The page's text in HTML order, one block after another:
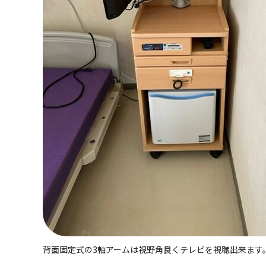
背面固定式の3軸アームは視野角良くテレビを視聴出来ます